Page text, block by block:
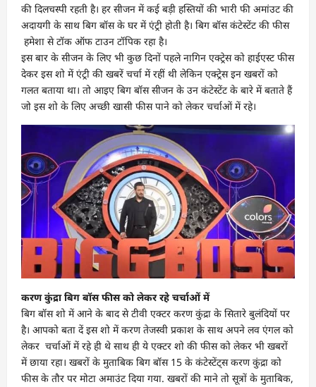
की दिलचस्पी रहती है। हर सीजन में कई बड़ी हस्तियों की भारी फी अमांउट की
अदायगी के साथ बिग बॉस के घर में एंट्री होती है। बिग बॉस कंटेस्टेंट की फीस
हमेशा से टॉक ऑफ टाउन टॉपिक रहा है।
इस बार के सीजन के लिए भी कुछ दिनों पहले नागिन एक्ट्रेस को हाईएस्ट फीस
देकर इस शो में एंट्री की खबरें चर्चा में रहीं थी लेकिन एक्ट्रेस इन खबरों को
गलत बताया था। तो आइए बिग बॉस सीजन के उन कंटेस्टेंट के बारे में बताते हैं
जो इस शो के लिए अच्छी खासी फीस पाने को लेकर चर्चाओं में रहे।
करण कुंद्रा बिग बॉस फीस को लेकर रहे चर्चाओं में
बिग बॉस शो में आने के बाद से टीवी एक्टर करण कुंद्रा के सितारे बुलंदियों पर
है। आपको बता दें इस शो में करण तेजस्वी प्रकाश के साथ अपने लव एंगल को
लेकर चर्चाओं में रहे ही थे साथ ही ये एक्टर शो की फीस को लेकर भी खबरों
में छाया रहा। खबरों के मुताबिक बिग बॉस 15 के कंटेस्टेंट्स करण कुंद्रा को
फीस के तौर पर मोटा अमाउंट दिया गया. खबरों की माने तो सूत्रों के मुताबिक,